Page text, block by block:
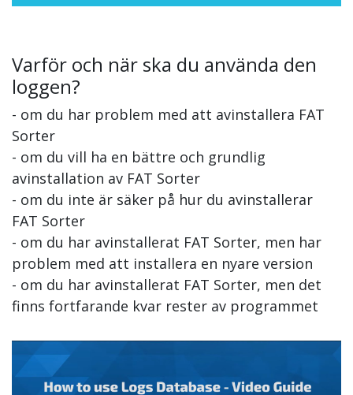
Varför och när ska du använda den
loggen?
- om du har problem med att avinstallera FAT
Sorter
- om du vill ha en bättre och grundlig
avinstallation av FAT Sorter
- om du inte är säker på hur du avinstallerar
FAT Sorter
- om du har avinstallerat FAT Sorter, men har
problem med att installera en nyare version
- om du har avinstallerat FAT Sorter, men det
finns fortfarande kvar rester av programmet